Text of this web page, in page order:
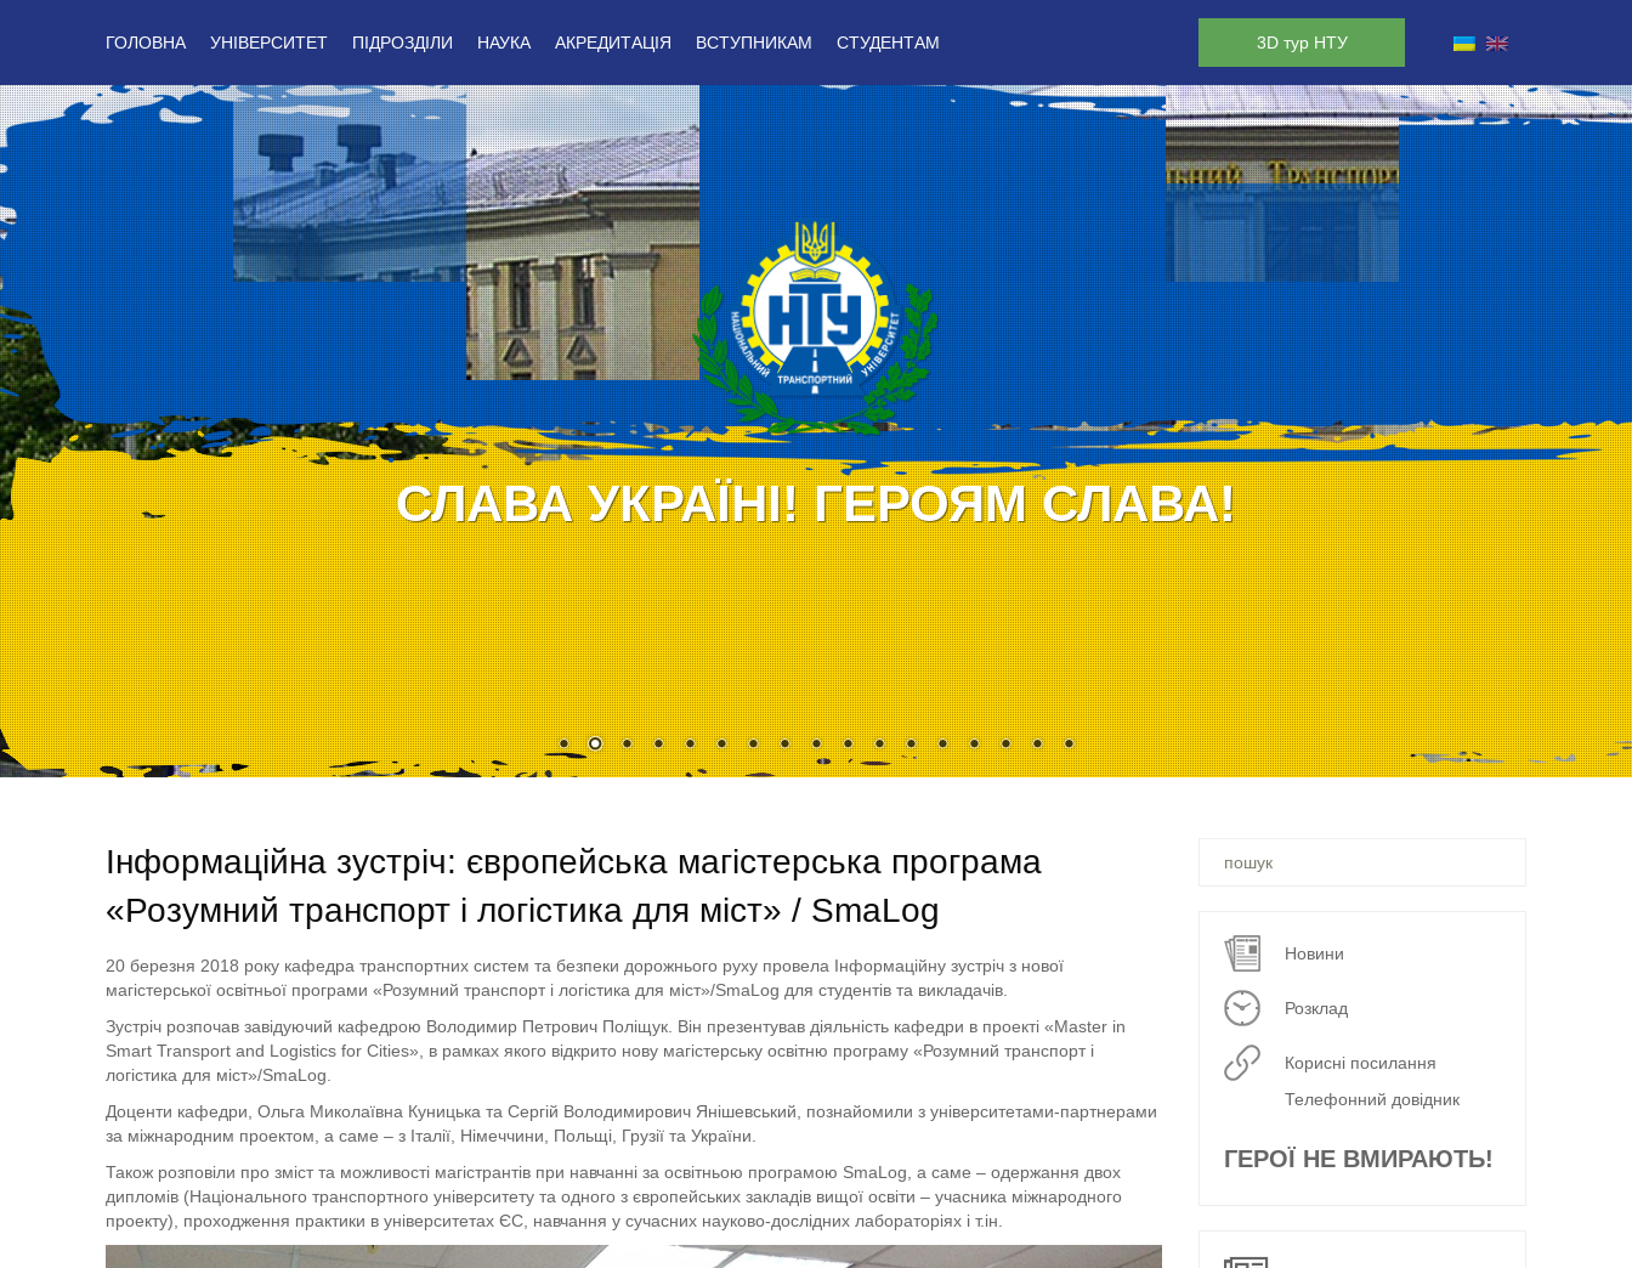
ГОЛОВНА УНІВЕРСИТЕТ ПІДРОЗДІЛИ НАУКА АКРЕДИТАЦІЯ ВСТУПНИКАМ СТУДЕНТАМ 3D тур НТУ
СЛАВА УКРАЇНІ! ГЕРОЯМ СЛАВА!
Інформаційна зустріч: європейська магістерська програма
«Розумний транспорт і логістика для міст» / SmaLog
20 березня 2018 року кафедра транспортних систем та безпеки дорожнього руху провела Інформаційну зустріч з нової
магістерської освітньої програми «Розумний транспорт і логістика для міст»/SmaLog для студентів та викладачів.
Зустріч розпочав завідуючий кафедрою Володимир Петрович Поліщук. Він презентував діяльність кафедри в проекті «Master in
Smart Transport and Logistics for Cities», в рамках якого відкрито нову магістерську освітню програму «Розумний транспорт і
логістика для міст»/SmaLog.
Доценти кафедри, Ольга Миколаївна Куницька та Сергій Володимирович Янішевський, познайомили з університетами-партнерами
за міжнародним проектом, а саме – з Італії, Німеччини, Польщі, Грузії та України.
Також розповіли про зміст та можливості магістрантів при навчанні за освітньою програмою SmaLog, а саме – одержання двох
дипломів (Національного транспортного університету та одного з європейських закладів вищої освіти – учасника міжнародного
проекту), проходження практики в університетах ЄС, навчання у сучасних науково-дослідних лабораторіях і т.ін.
шукали
Новини
Розклад
Корисні посилання
Телефонний довідник
ГЕРОЇ НЕ ВМИРАЮТЬ!